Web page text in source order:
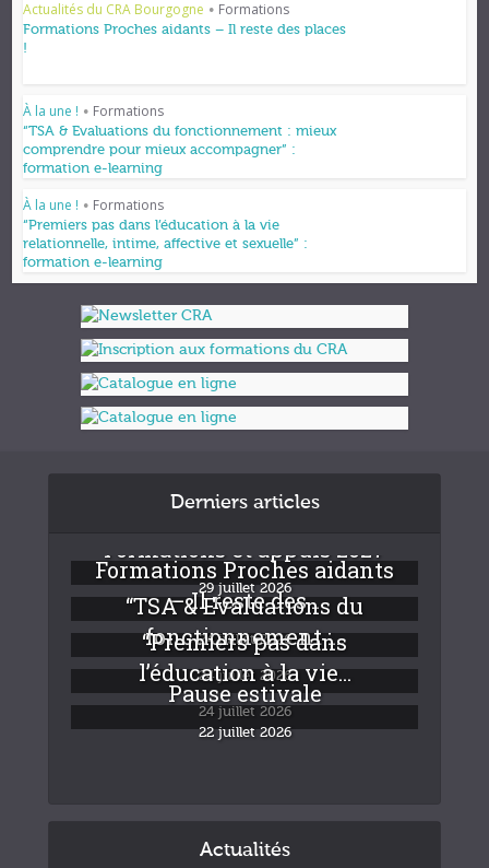
Actualités du CRA Bourgogne • Formations
Formations Proches aidants – Il reste des places
!
À la une ! • Formations
“TSA & Evaluations du fonctionnement : mieux
comprendre pour mieux accompagner” :
formation e-learning
À la une ! • Formations
“Premiers pas dans l’éducation à la vie
relationnelle, intime, affective et sexuelle” :
formation e-learning
Derniers articles
Formations et appuis 2027
29 juillet 2026
Formations Proches aidants
– Il reste des...
24 juillet 2026
“TSA & Evaluations du
fonctionnement :...
24 juillet 2026
“Premiers pas dans
l’éducation à la vie...
24 juillet 2026
Pause estivale
22 juillet 2026
Actualités